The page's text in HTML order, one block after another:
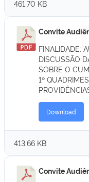
461.70 KB
Convite
FINALIDADE:
DISCUSSÃO
SOBRE O
1º
Download
413.66 KB
Convite